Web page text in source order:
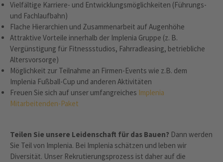
Vielfältige Karriere- und Entwicklungsmöglichkeiten (Führungs-
und Fachlaufbahn)
Flache Hierarchien und Zusammenarbeit auf Augenhöhe
Attraktive Vorteile innerhalb der Implenia Gruppe (z. B.
Vergünstigung für Fitnessstudios, Fahrradleasing, betriebliche
Altersvorsorge)
Möglichkeit zur Teilnahme an Firmen-Events wie z.B. dem
Implenia Fußball-Cup und anderen Aktivitäten
Freuen Sie sich auf unser umfangreiches Implenia
Mitarbeitenden-Paket
Teilen Sie unsere Leidenschaft für das Bauen? Dann werden
Sie Teil von Implenia. Bei Implenia schätzen und leben wir
Diversität. Unser Rekrutierungsprozess ist daher auf die